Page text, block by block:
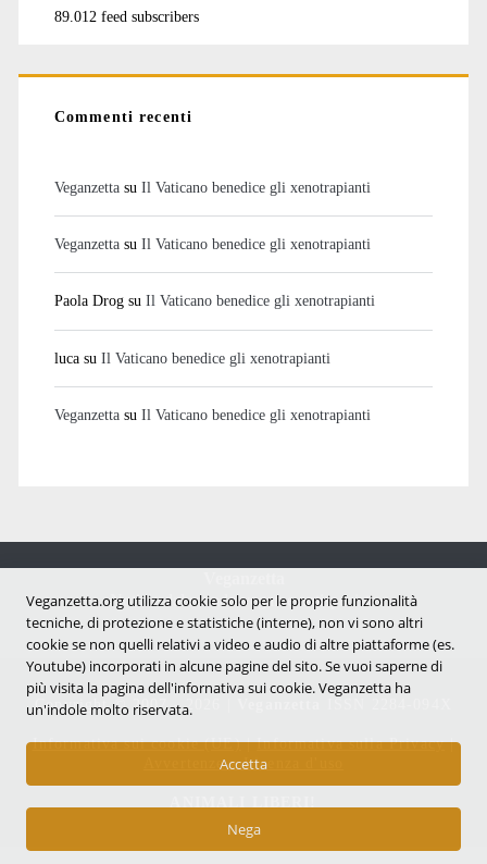
89.012 feed subscribers
Commenti recenti
Veganzettasu Il Vaticano benedice gli xenotrapianti
Veganzettasu Il Vaticano benedice gli xenotrapianti
Paola Drogsu Il Vaticano benedice gli xenotrapianti
lucasu Il Vaticano benedice gli xenotrapianti
Veganzettasu Il Vaticano benedice gli xenotrapianti
Notizie dal mondo vegan e antispecista
Copyright © 2007 - 2026 |
Informativa sui cookie (UE)|Informativa sulla Privacy|
Avvertenze e Licenza d'uso
Veganzetta.org utilizza cookie solo per le proprie funzionalità
tecniche, di protezione e statistiche (interne), non vi sono altri
cookie se non quelli relativi a video e audio di altre piattaforme (es.
Youtube) incorporati in alcune pagine del sito. Se vuoi saperne di
più visita la pagina dell'infornativa sui cookie. Veganzetta ha
un'indole molto riservata.
Accetta
Nega